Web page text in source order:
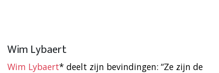
Wim Lybaert
Wim Lybaert* deelt zijn bevindingen: “Ze zijn de